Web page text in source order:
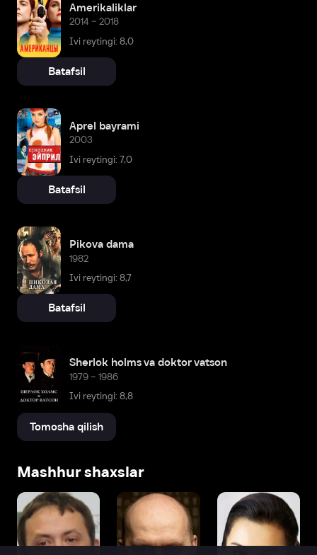
Amerikaliklar
2014 – 2018
Ivi reytingi: 8,0
Batafsil
Aprel bayrami
2003
Ivi reytingi: 7,0
Batafsil
Pikova dama
1982
Ivi reytingi: 8,7
Batafsil
Sherlok holms va doktor vatson
1979 – 1986
Ivi reytingi: 8,8
Tomosha qilish
Mashhur shaxslar